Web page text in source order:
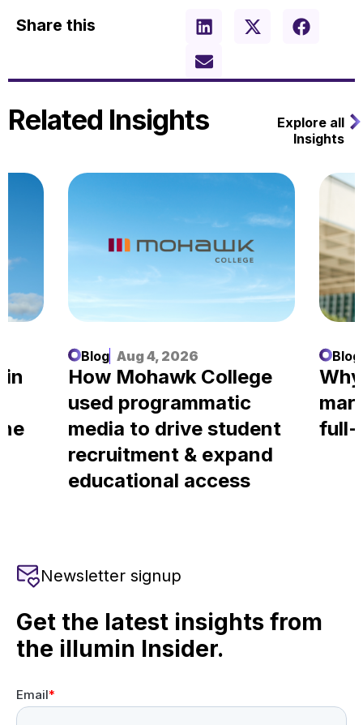
Share this
Related Insights
Explore all
Insights
in
Blog Aug 4, 2026
How Mohawk College
used programmatic
media to drive student
recruitment & expand
educational access
Blog
full-
Newsletter signup
Get the latest insights from
the illumin Insider.